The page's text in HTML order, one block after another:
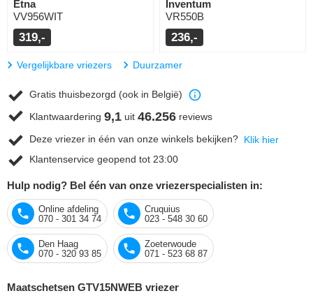
Etna
VV956WIT
319,-
Inventum
VR550B
236,-
Vergelijkbare vriezers Duurzamer
Gratis thuisbezorgd (ook in België)
Klantwaardering 9,1 uit 46.256 reviews
Deze vriezer in één van onze winkels bekijken? Klik hier
Klantenservice geopend tot 23:00
Hulp nodig? Bel één van onze vriezerspecialisten in:
Online afdeling
070 - 301 34 74
Cruquius
023 - 548 30 60
Den Haag
070 - 320 93 85
Zoeterwoude
071 - 523 68 87
Maatschetsen GTV15NWEB vriezer